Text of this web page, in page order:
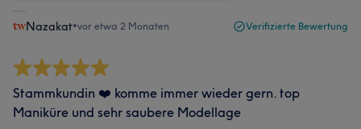
Nazakat•vor etwa 2 Monaten Verifizierte Bewertung
Stammkundin ❤️ komme immer wieder gern. top
Maniküre und sehr saubere Modellage